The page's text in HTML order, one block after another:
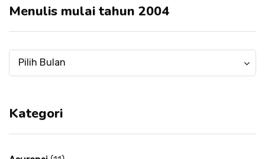
Menulis mulai tahun 2004
Menulis
mulai
2004
Pilih Bulan
Menulis
mulai
2004
Kategori